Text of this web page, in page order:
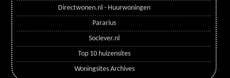
Directwonen.nl - Huurwoningen
Pararius
Soclever.nl
Top 10 huizensites
Woningsites Archives